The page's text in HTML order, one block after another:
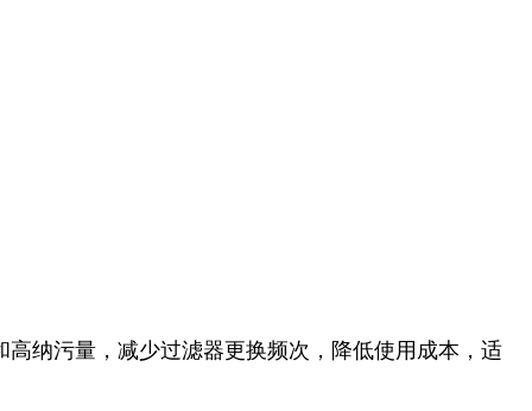
纳污量，减少过滤器更换频次，降低使用成本，适